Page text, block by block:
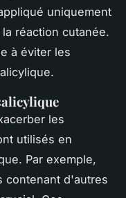
uniquement
réaction cutanée.
à éviter les
les
utilisés en
Par exemple,
contenant d'autres